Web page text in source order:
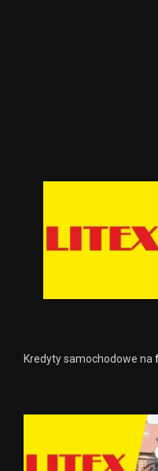
Kredyty samochodowe na